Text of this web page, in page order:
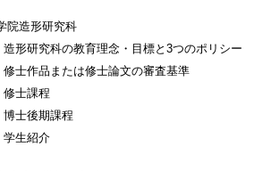
院造形研究科
造形研究科の教育理念・目標と3つのポリシー
修士作品または修士論文の審査基準
修士課程
博士後期課程
学生紹介